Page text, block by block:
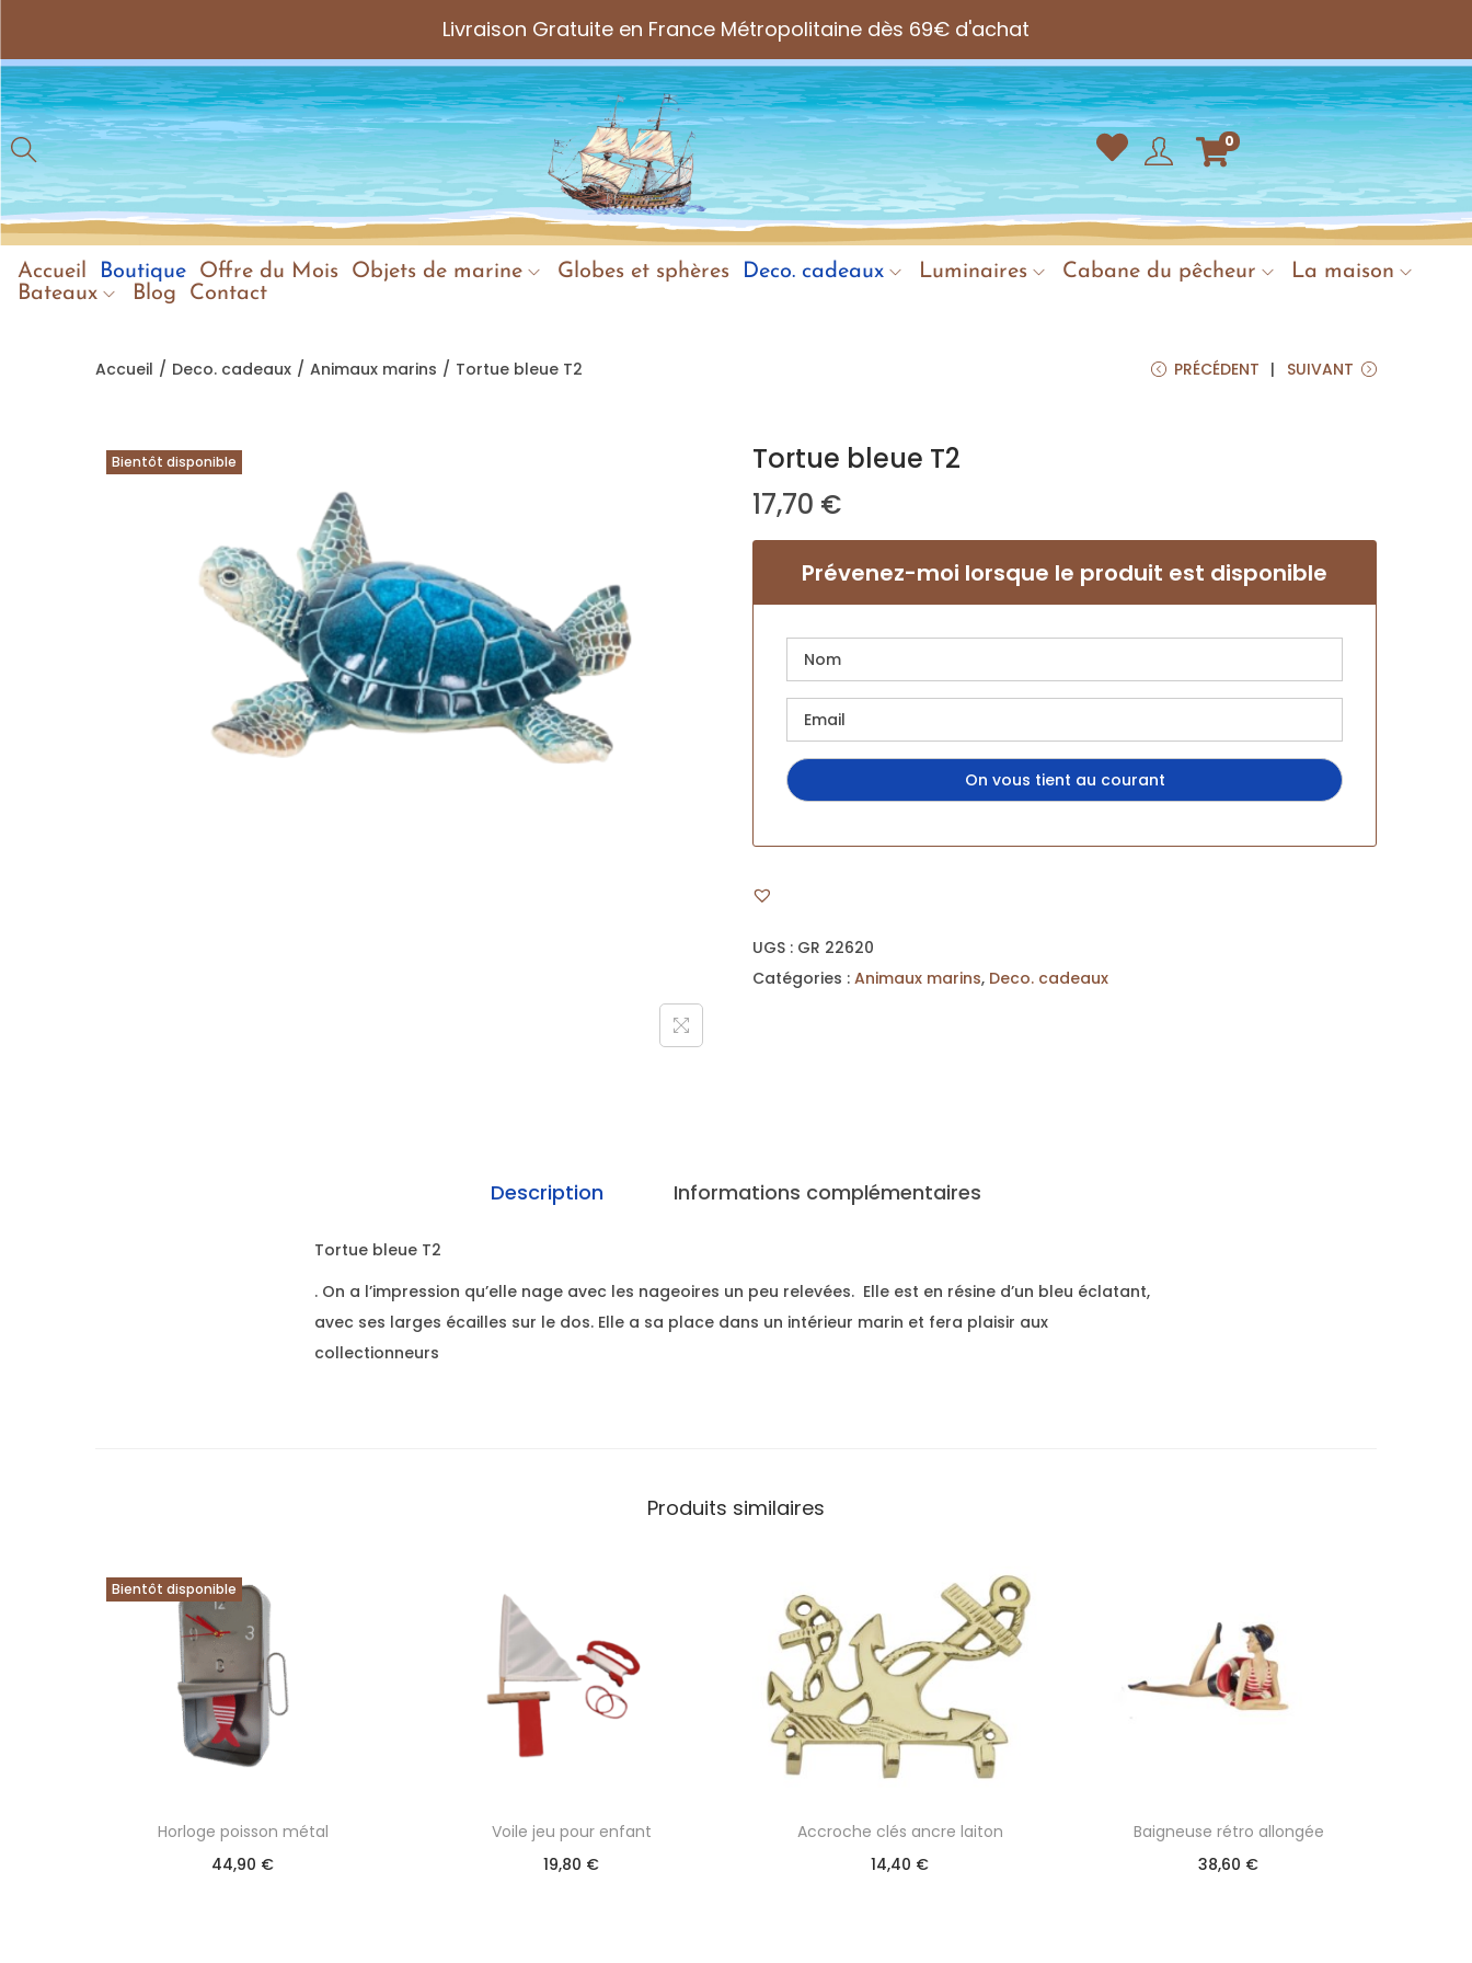
Livraison Gratuite en France Métropolitaine dès 69€ d'achat
0
Accueil Boutique Offre du Mois Objets de marine Globes et sphères Deco. cadeaux Luminaires Cabane du pêcheur
La maison
Bateaux
Blog Contact
Accueil / Deco. cadeaux / Animaux marins / Tortue bleue T2 PRÉCÉDENT SUIVANT
Bientôt disponible
Tortue bleue T2
17,70 €
Prévenez-moi lorsque le produit est disponible
UGS : GR 22620
Catégories : Animaux marins, Deco. cadeaux
Description Informations complémentaires
Tortue bleue T2
. On a l’impression qu’elle nage avec les nageoires un peu relevées. Elle est en résine d’un bleu éclatant,
avec ses larges écailles sur le dos. Elle a sa place dans un intérieur marin et fera plaisir aux
collectionneurs
Produits similaires
Bientôt disponible
Horloge poisson métal
44,90 €
Voile jeu pour enfant
19,80 €
Accroche clés ancre laiton
14,40 €
Baigneuse rétro allongée
38,60 €